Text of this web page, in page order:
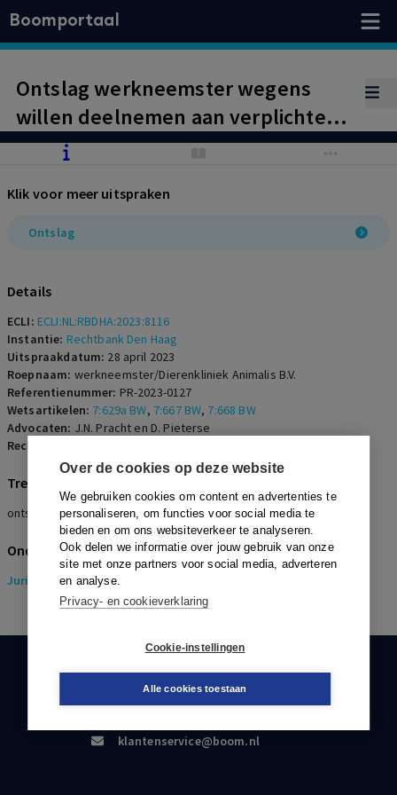
Over de cookies op deze website
We gebruiken cookies om content en advertenties te
personaliseren, om functies voor social media te
bieden en om ons websiteverkeer te analyseren.
Ook delen we informatie over jouw gebruik van onze
site met onze partners voor social media, adverteren
en analyse.
Privacy- en cookieverklaring
Cookie-instellingen
Alle cookies toestaan
Boomportaal
Ontslag werkneemster wegens
willen deelnemen aan verplichte
pensioenregeling dierenkliniek
Klik voor meer uitspraken
Ontslag
Details
ECLI: ECLI:NL:RBDHA:2023:8116
Instantie: Rechtbank Den Haag
Uitspraakdatum: 28 april 2023
Roepnaam: werkneemster/Dierenkliniek Animalis B.V.
Referentienummer: PR-2023-0127
Wetsartikelen: 7:629a BW, 7:667 BW, 7:668 BW
Advocaten: J.N. Pracht en D. Pieterse
Rechters:
Trefwoorden
ontslag, aanzegging, aanmeldplicht, billijke vergoeding
Onderwerpen
Juridisch> Pensioenrecht
KLANTENSERVICE
088-0301000
klantenservice@boom.nl